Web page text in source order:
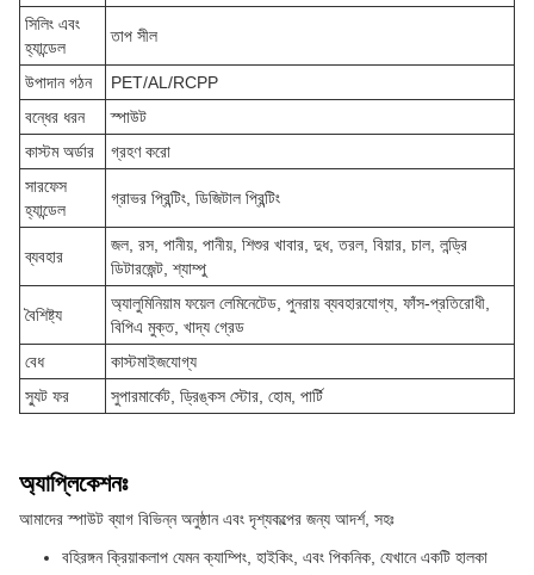
সিলিং এবং
হ্যান্ডেল
তাপ সীল
উপাদান গঠন
PET/AL/RCPP
বন্ধের ধরন
স্পাউট
কাস্টম অর্ডার
গ্রহণ করো
সারফেস
হ্যান্ডেল
গ্রাভর প্রিন্টিং, ডিজিটাল প্রিন্টিং
ব্যবহার
জল, রস, পানীয়, পানীয়, শিশুর খাবার, দুধ, তরল, বিয়ার, চাল, লন্ড্রি
ডিটারজেন্ট, শ্যাম্পু
বৈশিষ্ট্য
অ্যালুমিনিয়াম ফয়েল লেমিনেটেড, পুনরায় ব্যবহারযোগ্য, ফাঁস-প্রতিরোধী,
বিপিএ মুক্ত, খাদ্য গ্রেড
বেধ
কাস্টমাইজযোগ্য
স্যুট ফর
সুপারমার্কেট, ড্রিঙ্কস স্টোর, হোম, পার্টি
অ্যাপ্লিকেশনঃ
আমাদের স্পাউট ব্যাগ বিভিন্ন অনুষ্ঠান এবং দৃশ্যকল্পের জন্য আদর্শ, সহঃ
বহিরঙ্গন ক্রিয়াকলাপ যেমন ক্যাম্পিং, হাইকিং, এবং পিকনিক, যেখানে একটি হালকা